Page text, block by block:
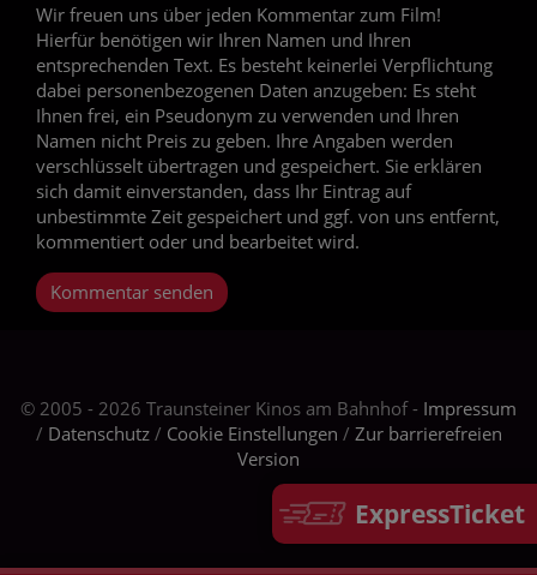
ExpressTicket
Wir freuen uns über jeden Kommentar zum Film!
Hierfür benötigen wir Ihren Namen und Ihren
entsprechenden Text. Es besteht keinerlei Verpflichtung
dabei personenbezogenen Daten anzugeben: Es steht
Ihnen frei, ein Pseudonym zu verwenden und Ihren
Namen nicht Preis zu geben. Ihre Angaben werden
verschlüsselt übertragen und gespeichert. Sie erklären
sich damit einverstanden, dass Ihr Eintrag auf
unbestimmte Zeit gespeichert und ggf. von uns entfernt,
kommentiert oder und bearbeitet wird.
Kommentar senden
© 2005 - 2026 Traunsteiner Kinos am Bahnhof - Impressum
/ Datenschutz/ Cookie Einstellungen / Zur barrierefreien
Version